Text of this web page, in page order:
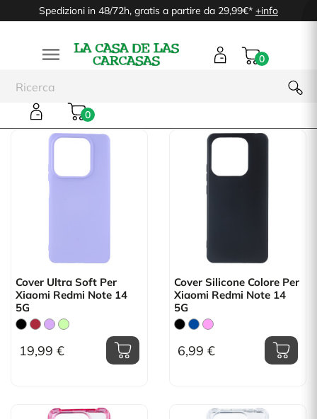
Spedizioni in 48/72h, gratis a partire da 29,99€* +info
 0
0
Xiaomi Redmi Note 14 5G
Cover Ultra Soft Per
Xiaomi Redmi Note 14
5G
19,99 €
Cover Silicone Colore Per
Xiaomi Redmi Note 14
5G
6,99 €